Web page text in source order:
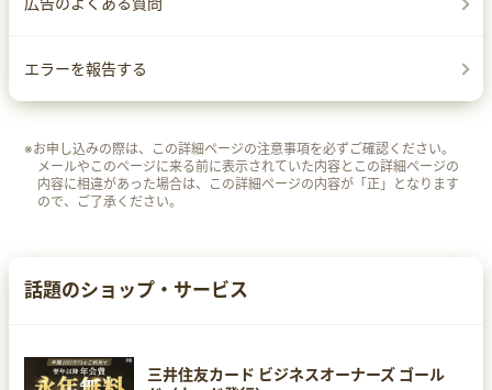
エラーを報告する
※お申し込みの際は、この詳細ページの注意事項を必ずご確認ください。
メールやこのページに来る前に表示されていた内容とこの詳細ページの
内容に相違があった場合は、この詳細ページの内容が「正」となります
ので、ご了承ください。
話題のショップ・サービス
三井住友カード ビジネスオーナーズ ゴール